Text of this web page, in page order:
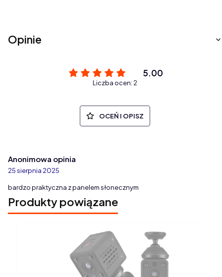
Opinie
5.00
Liczba ocen: 2
OCEŃ I OPISZ
Anonimowa opinia
25 sierpnia 2025
bardzo praktyczna z panelem słonecznym
Produkty powiązane